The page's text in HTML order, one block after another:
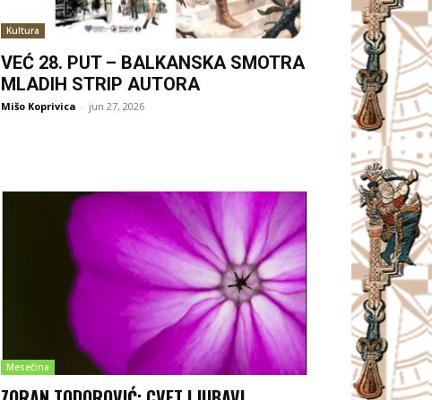
Kultura
VEĆ 28. PUT – BALKANSKA SMOTRA
MLADIH STRIP AUTORA
Mišo Koprivica - jun 27, 2026
Mesečina